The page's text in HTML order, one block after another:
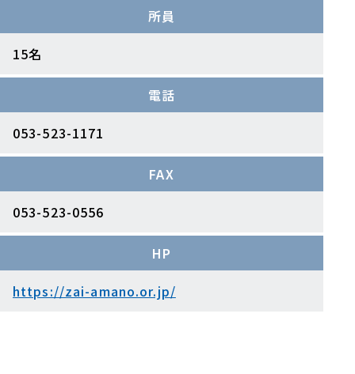
所員
15名
電話
053-523-1171
FAX
053-523-0556
HP
https://zai-amano.or.jp/